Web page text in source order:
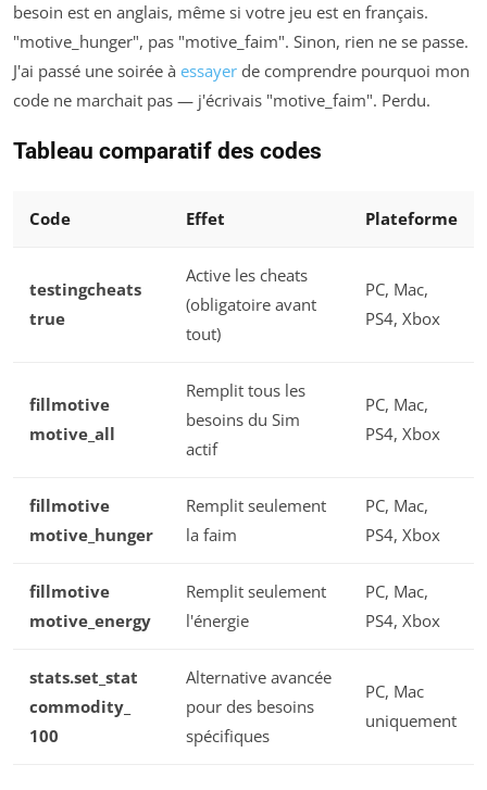
besoin est en anglais, même si votre jeu est en français.
"motive_hunger", pas "motive_faim". Sinon, rien ne se passe.
J'ai passé une soirée à essayer de comprendre pourquoi mon
code ne marchait pas — j'écrivais "motive_faim". Perdu.
Tableau comparatif des codes
Code Effet Plateforme
testingcheats
true
Active les cheats
(obligatoire avant
tout)
PC, Mac,
PS4, Xbox
fillmotive
motive_all
Remplit tous les
besoins du Sim
actif
PC, Mac,
PS4, Xbox
fillmotive
motive_hunger
Remplit seulement
la faim
PC, Mac,
PS4, Xbox
fillmotive
motive_energy
Remplit seulement
l'énergie
PC, Mac,
PS4, Xbox
stats.set_stat
commodity_
100
Alternative avancée
pour des besoins
spécifiques
PC, Mac
uniquement